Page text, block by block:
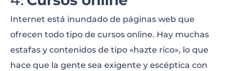
Internet está inundado de páginas web que
ofrecen todo tipo de cursos online. Hay muchas
estafas y contenidos de tipo «hazte rico», lo que
hace que la gente sea exigente y escéptica con